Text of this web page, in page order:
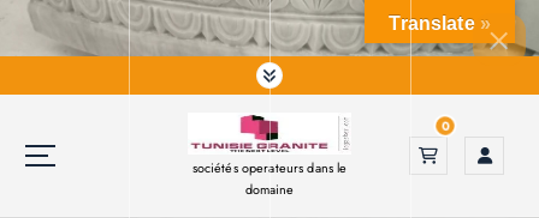
p
sociétés operateurs dans le
domaine
0
Translate »